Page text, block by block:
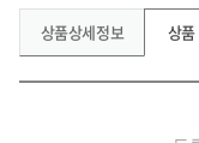
상품상세정보 상